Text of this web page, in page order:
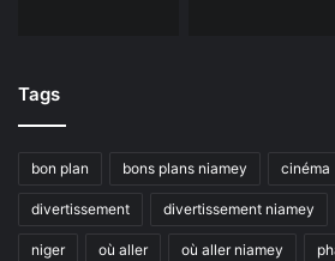
Tags
bon plan bons plans niamey cinéma
divertissement divertissement niamey
niger où aller où aller niamey